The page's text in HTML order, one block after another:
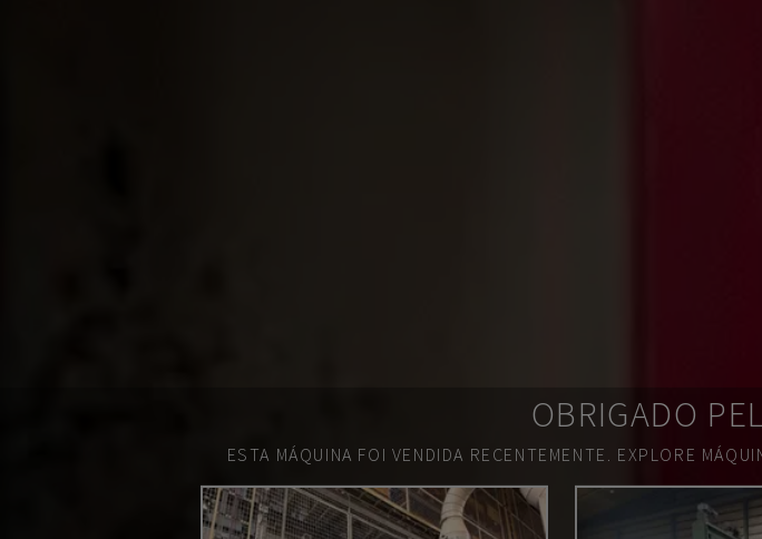
OBRIGADO
ESTA MÁQUINA FOI VENDIDA RECENTEMENTE. EXPLORE